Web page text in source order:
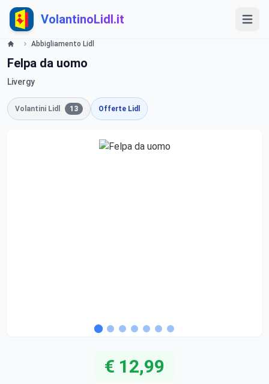
VolantinoLidl.it
Abbigliamento Lidl
Felpa da uomo
Livergy
Volantini Lidl 13 Offerte Lidl
€ 12,99